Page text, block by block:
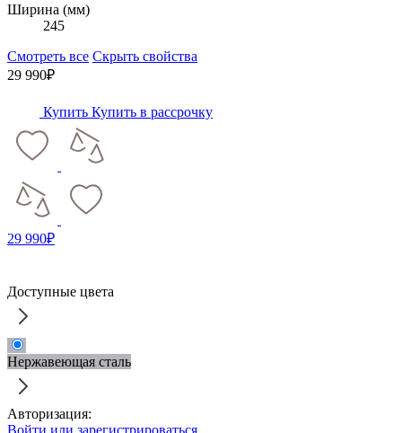
Ширина (мм)
245
Смотреть все Скрыть свойства
29 990₽
Купить Купить в рассрочку
29 990₽
Доступные цвета
Нержавеющая сталь
Авторизация:
Войти или зарегистрироваться